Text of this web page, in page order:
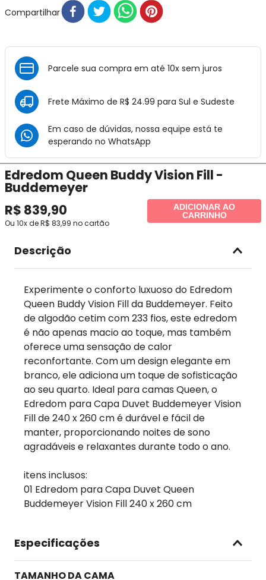
Compartilhar
Parcele sua compra em até 10x sem juros
Frete Máximo de R$ 24.99 para Sul e Sudeste
Em caso de dúvidas, nossa equipe está te
esperando no WhatsApp
Edredom Queen Buddy Vision Fill -
Buddemeyer
R$ 839,90
Ou 10x deR$ 83,99 no cartão
ADICIONAR AO
CARRINHO
Descrição
Experimente o conforto luxuoso do Edredom
Queen Buddy Vision Fill da Buddemeyer. Feito
de algodão cetim com 233 fios, este edredom
é não apenas macio ao toque, mas também
oferece uma sensação de calor
reconfortante. Com um design elegante em
branco, ele adiciona um toque de sofisticação
ao seu quarto. Ideal para camas Queen, o
Edredom para Capa Duvet Buddemeyer Vision
Fill de 240 x 260 cm é durável e fácil de
manter, proporcionando noites de sono
agradáveis e relaxantes durante todo o ano.
itens inclusos:
01 Edredom para Capa Duvet Queen
Buddemeyer Vision Fill 240 x 260 cm
Especificações
TAMANHO DA CAMA